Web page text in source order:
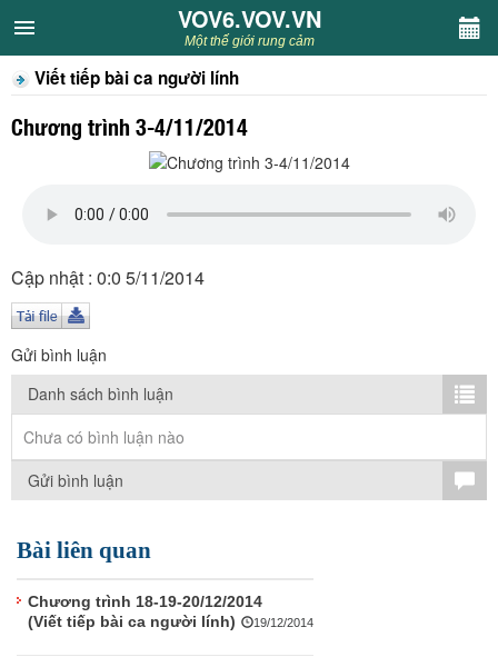
VOV6.VOV.VN
CHUYÊN MỤC
Khách VOV6
Sân khấu
Thiếu nhi
Kết nối VOV6
TÌM KIẾM
Vận hành bởi QI Corp
VOV6.VOV.VN
Một thế giới rung cảm
Viết tiếp bài ca người lính
Chương trình 3-4/11/2014
Cập nhật : 0:0 5/11/2014
Gửi bình luận
Danh sách bình luận
Chưa có bình luận nào
Gửi bình luận
Bài liên quan
Chương trình 18-19-20/12/2014
(Viết tiếp bài ca người lính)
19/12/2014